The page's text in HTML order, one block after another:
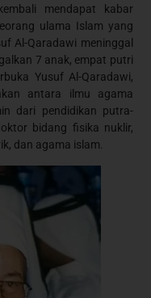
mendapat kabar
ulama Islam yang
Al-Qaradawi meninggal
7 anak, empat putri
Yusuf Al-Qaradawi,
antara ilmu agama
dari pendidikan putra-
bidang fisika nuklir,
dan agama islam.